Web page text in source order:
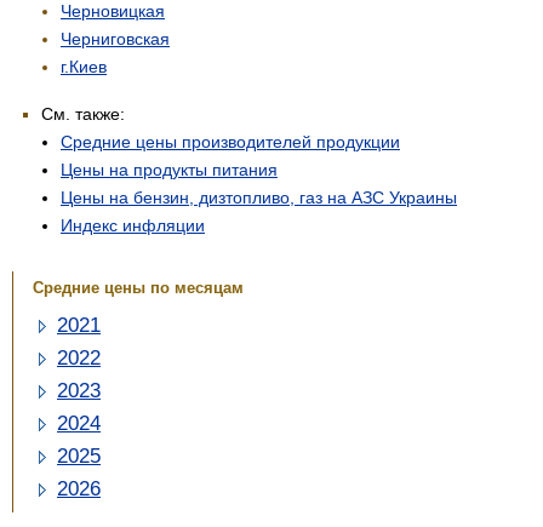
Черновицкая
Черниговская
г.Киев
См. также:
Средние цены производителей продукции
Цены на продукты питания
Цены на бензин, дизтопливо, газ на АЗС Украины
Индекс инфляции
Средние цены по месяцам
2021
2022
2023
2024
2025
2026